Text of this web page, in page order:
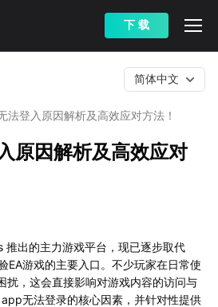
下 载
法登入原因解析及高效应对方法！
简体中文
原因解析及高效应对
出的主力游戏平台，现已逐步取代
EA游戏的主要入口。不少玩家在日常使
扰，这会直接影响对游戏内容的访问与
无法登录的核心因素，并针对性提供